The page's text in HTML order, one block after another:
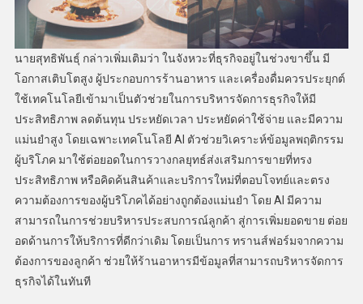
นายสุทธิพันธุ์ กล่าวเพิ่มเติมว่า ในจังหวะที่ธุรกิจอยู่ในช่วงขาขึ้น มี
โอกาสเติบโตสูง ผู้ประกอบการร้านอาหาร และเครื่องดื่มควรประยุกต์
ใช้เทคโนโลยีเข้ามาเป็นตัวช่วยในการบริหารจัดการธุรกิจให้มี
ประสิทธิภาพ ลดต้นทุน ประหยัดเวลา ประหยัดค่าใช้จ่าย และมีความ
แม่นยำสูง โดยเฉพาะเทคโนโลยี AI ตัวช่วยวิเคราะห์ข้อมูลพฤติกรรม
ผู้บริโภค มาใช้ต่อยอดในการวางกลยุทธ์ส่งเสริมการขายที่ทรง
ประสิทธิภาพ หรือคิดค้นสินค้าและบริการใหม่ที่ตอบโจทย์และตรง
ความต้องการของผู้บริโภคได้อย่างถูกต้องแม่นยำ โดย AI มีความ
สามารถในการช่วยบริหารประสบการณ์ลูกค้า สู่การเพิ่มยอดขาย ต่อย
อดด้านการให้บริการที่ดีกว่าเดิม โดยเป็นการ ทรานส์ฟอร์มจากความ
ต้องการของลูกค้า ช่วยให้ร้านอาหารมีข้อมูลที่สามารถบริหารจัดการ
ธุรกิจได้ในทันที